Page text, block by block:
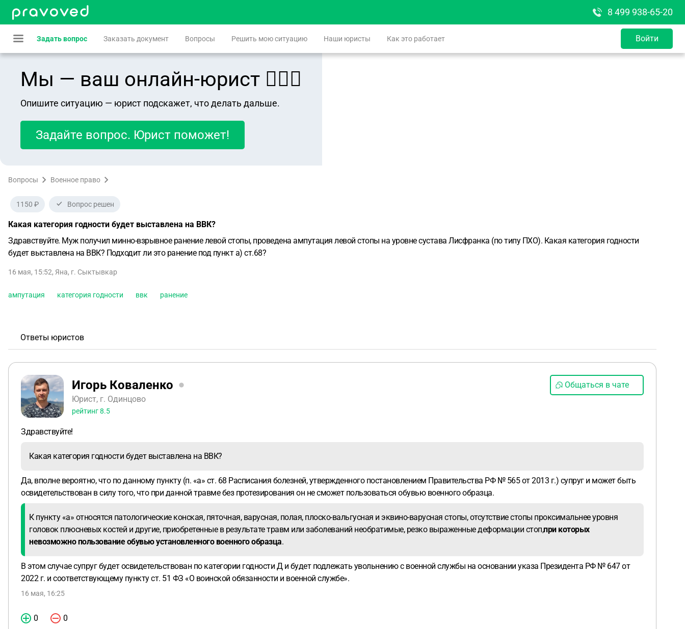
8 499 938-65-20
Задать вопрос Заказать документ Вопросы Решить мою ситуацию Наши юристы Как это работает Войти
Мы — ваш онлайн-юрист 👨🏻‍⚖️
Опишите ситуацию — юрист подскажет, что делать дальше.
Задайте вопрос. Юрист поможет!
Вопросы Военное право
1150 ₽ Вопрос решен
Какая категория годности будет выставлена на ВВК?
Здравствуйте. Муж получил минно-взрывное ранение левой стопы, проведена ампутация левой стопы на уровне сустава Лисфранка (по типу ПХО). Какая категория годности
будет выставлена на ВВК? Подходит ли это ранение под пункт а) ст.68?
16 мая, 15:52, Яна, г. Сыктывкар
ампутация категория годности ввк ранение
Ответы юристов
Игорь Коваленко
Юрист, г. Одинцово
рейтинг8.5
Общаться в чате
Здравствуйте!
Какая категория годности будет выставлена на ВВК?
Да, вполне вероятно, что по данному пункту (п. «а» ст. 68 Расписания болезней, утвержденного постановлением Правительства РФ № 565 от 2013 г.) супруг и может быть
освидетельствован в силу того, что при данной травме без протезирования он не сможет пользоваться обувью военного образца.
К пункту «а» относятся патологические конская, пяточная, варусная, полая, плоско-вальгусная и эквино-варусная стопы, отсутствие стопы проксимальнее уровня
головок плюсневых костей и другие, приобретенные в результате травм или заболеваний необратимые, резко выраженные деформации стоп,при которых
невозможно пользование обувью установленного военного образца.
В этом случае супруг будет освидетельствован по категории годности Д и будет подлежать увольнению с военной службы на основании указа Президента РФ № 647 от
2022 г. и соответствующему пункту ст. 51 ФЗ «О воинской обязанности и военной службе».
16 мая, 16:25
0 0